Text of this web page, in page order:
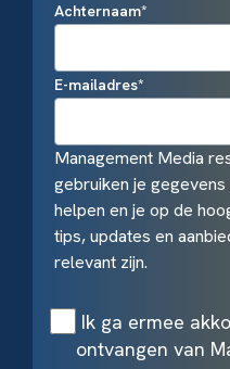
Achternaam*
E-mailadres*
Management Media
gebruiken je
helpen en je op de
tips, updates en
relevant zijn.
Ik ga ermee
ontvangen van